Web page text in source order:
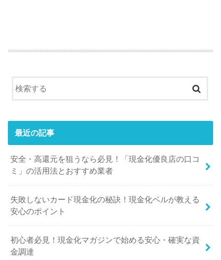
最近の記事
安全・高還元を狙うなら必見！「現金化優良店の口コ
ミ」の活用法とおすすめ業者
失敗しないカード現金化の秘訣！現金化ベルが教える
安心のポイント
初心者必見！現金化マガジンで始める安心・確実な資
金調達